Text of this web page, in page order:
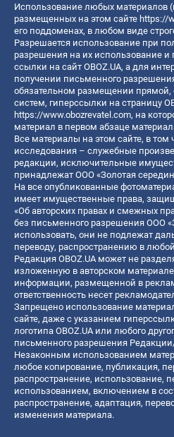
Использование любых материалов
размещенных на этом сайте https://
его поддоменах, в любом виде
Разрешается использование при
разрешения на их использование и
ссылки на сайт OBOZ.UA, а для
получении письменного
обязательном размещении прямой,
систем, гиперссылки на страницу
https://www.obozrevatel.com, на
материал в первом абзаце
Все материалы на этом сайте, в том
исследования – служебные
редакции, исключительные
принадлежат ООО «Золотая
На все опубликованные
имеет имущественные права,
«Об авторских правах и смежных
без письменного разрешения ООО
использовать, они не подлежат
переводу, распространению в
Редакция OBOZ.UA может не
изложенную в авторском
информации, размещенной в
ответственность несет
Запрещено использование
сайте, даже с указанием
логотипа OBOZ.UA или любого
письменного разрешения
Незаконным использованием
любое копирование, публикация,
распространение, использование,
использованием, включением в
распространение, адаптация,
изменения материала.